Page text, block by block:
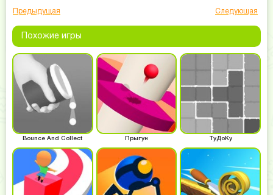
Предыдущая Следующая
Похожие игры
Bounce And Collect Прыгун ТуДоКу